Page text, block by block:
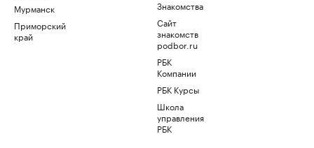
Мурманск
Приморский
край
Знакомства
Сайт
знакомств
podbor.ru
РБК
Компании
РБК Курсы
Школа
управления
РБК